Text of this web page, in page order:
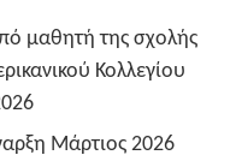
μαθητή της σχολής
Κολλεγίου
Μάρτιος 2026